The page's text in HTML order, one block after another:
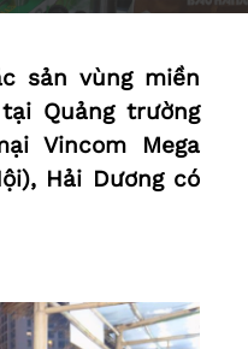
sản vùng miền
Quảng trường
Vincom Mega
Hải Dương có